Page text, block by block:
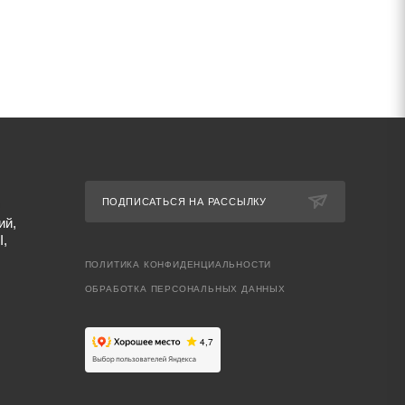
ПОДПИСАТЬСЯ НА РАССЫЛКУ
ПОЛИТИКА КОНФИДЕНЦИАЛЬНОСТИ
ОБРАБОТКА ПЕРСОНАЛЬНЫХ ДАННЫХ